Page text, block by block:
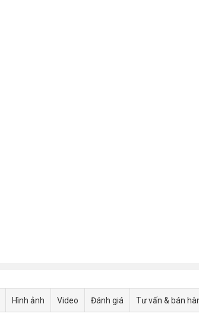
Hình ảnh Video Đánh giá Tư vấn & bán